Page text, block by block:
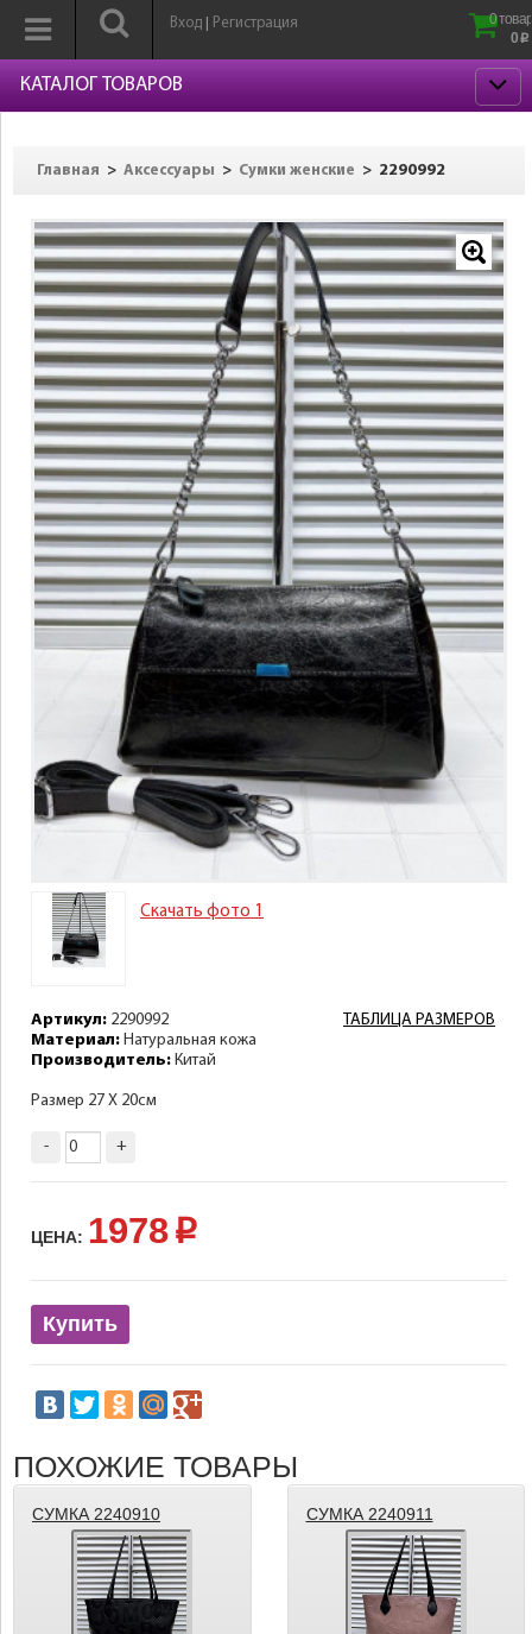
Вход Регистрация
0
0 p
КАТАЛОГ ТОВАРОВ
Главная > Аксессуары > Сумки женские > 2290992
Скачать фото 1
ТАБЛИЦА РАЗМЕРОВ
Артикул: 2290992
Материал: Натуральная кожа
Производитель: Китай
Размер 27 Х 20см
- +
ЦЕНА: 1978 p
Купить
ПОХОЖИЕ ТОВАРЫ
СУМКА 2240910 СУМКА 2240911